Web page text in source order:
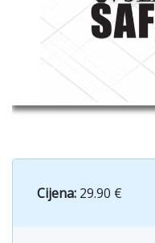
Cijena: 29.90 €